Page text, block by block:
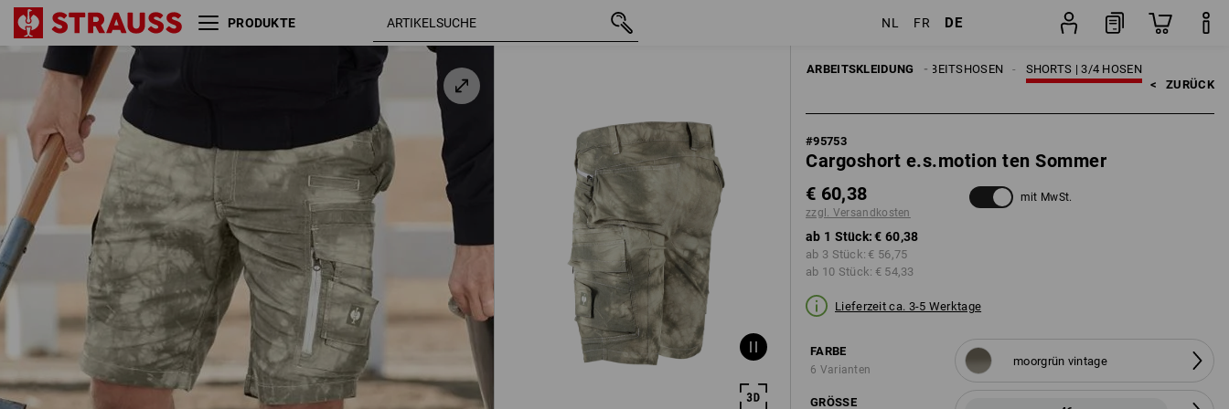
PRODUKTE NL FR DE
ARBEITSKLEIDUNG SHORTS | 3/4 HOSEN
ARBEITSHOSEN
HERREN
< ZURÜCK
#95753
Cargoshort e.s.motion ten Sommer
€ 60,38
zzgl. Versandkosten
mit MwSt.
ab 1 Stück: € 60,38
ab 3 Stück: € 56,75
ab 10 Stück: € 54,33
Lieferzeit ca. 3-5 Werktage
FARBE
6 Varianten
moorgrün vintage
GRÖSSE
Cargoshort e.s.motion ten
Sommer
vintage
46